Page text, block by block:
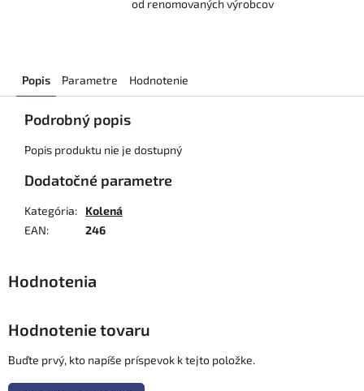
od renomovaných výrobcov
Popis Parametre Hodnotenie
Podrobný popis
Popis produktu nie je dostupný
Dodatočné parametre
Kategória:
Kolená
EAN: 246
Hodnotenie tovaru
Buďte prvý, kto napíše príspevok k tejto položke.